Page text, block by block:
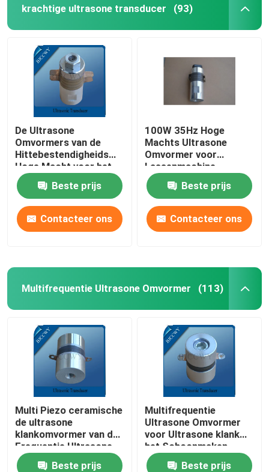
krachtige ultrasone transducer (93)
De Ultrasone
Omvormers van de
Hittebestendigheids
Hoge Macht voor het
Schoonmaken
Beste prijs
Contacteer ons
100W 35Hz Hoge
Machts Ultrasone
Omvormer voor
Lassenmachine
Beste prijs
Contacteer ons
Multifrequentie Ultrasone Omvormer (113)
Multi Piezo ceramische
de ultrasone
klankomvormer van de
Frequentie Ultrasone
Omvormer
Beste prijs
Multifrequentie
Ultrasone Omvormer
voor Ultrasone klank
het Schoonmaken
Beste prijs